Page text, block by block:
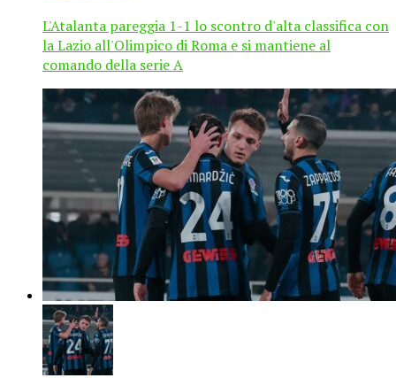
L'Atalanta pareggia 1-1 lo scontro d'alta classifica con
la Lazio all'Olimpico di Roma e si mantiene al
comando della serie A